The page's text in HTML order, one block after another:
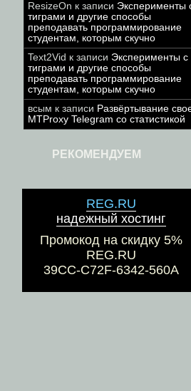
ResizeOn к записи Эксперименты
тиграми и другие способы
преподавать программирование
студентам, которым скучно
Text2Vid к записи Эксперименты с
тиграми и другие способы
преподавать программирование
студентам, которым скучно
всым к записи Развёртывание
MTProxy Telegram со статистикой
РЕКОМЕНДУЕМ
REG.RU
надежный хостинг
Промокод на скидку 5%
REG.RU
39CC-C72F-6342-560A